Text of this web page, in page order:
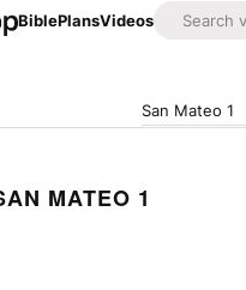
BiblePlansVideos
San Mateo 1
MATEO 1